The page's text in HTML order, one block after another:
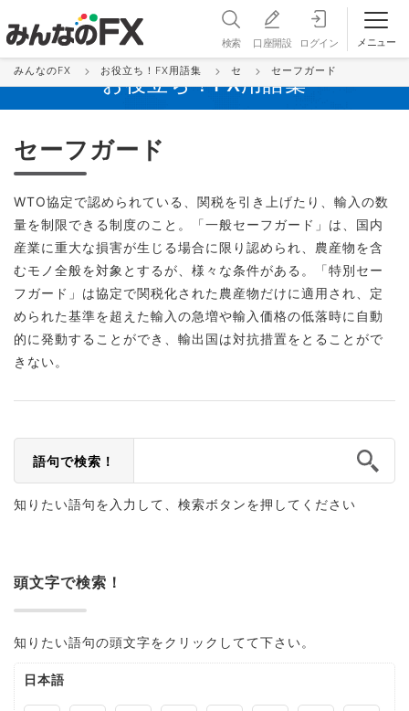
検索 口座開設 ログイン メニュー
お役立ち！FX用語集
みんなのFX お役立ち！FX用語集 セ セーフガード
セーフガード
WTO協定で認められている、関税を引き上げたり、輸入の数
量を制限できる制度のこと。「一般セーフガード」は、国内
産業に重大な損害が生じる場合に限り認められ、農産物を含
むモノ全般を対象とするが、様々な条件がある。「特別セー
フガード」は協定で関税化された農産物だけに適用され、定
められた基準を超えた輸入の急増や輸入価格の低落時に自動
的に発動することができ、輸出国は対抗措置をとることがで
きない。
語句で検索！
知りたい語句を入力して、検索ボタンを押してください
頭文字で検索！
知りたい語句の頭文字をクリックしてて下さい。
日本語